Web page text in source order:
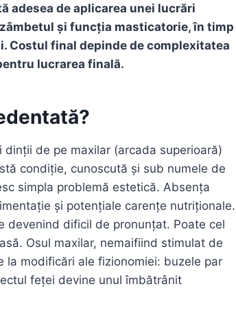
adesea de aplicarea unei lucrări
și funcția masticatorie, în timp
Costul final depinde de complexitatea
lucrarea finală.
de pe maxilar (arcada superioară)
condiție, cunoscută și sub numele de
simpla problemă estetică. Absența
și potențiale carențe nutriționale.
devenind dificil de pronunțat. Poate cel
Osul maxilar, nemaifiind stimulat de
la modificări ale fizionomiei: buzele par
feței devine unul îmbătrânit